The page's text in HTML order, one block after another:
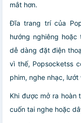
mắt hơn.
Đĩa trang trí của
hướng nghiêng
dễ dàng đặt điện
vì thế, Popsocketss
phim, nghe nhạc,
Khi được mở ra hoàn
cuốn tai nghe hoặc